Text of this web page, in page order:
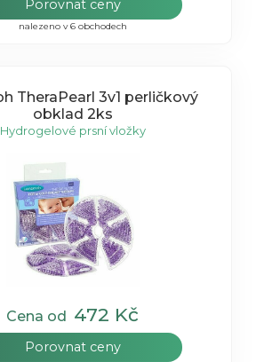
Porovnat ceny
nalezeno v 6 obchodech
TheraPearl 3v1 perličkový
obklad 2ks
Hydrogelové prsní vložky
Cena od 472 Kč
Porovnat ceny